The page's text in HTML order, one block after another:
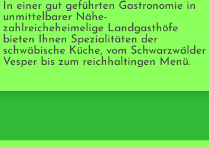
In einer gut geführten Gastronomie in
unmittelbarer Nähe-
zahlreicheheimelige Landgasthöfe
bieten Ihnen Spezialitäten der
schwäbische Küche, vom Schwarzwälder
Vesper bis zum reichhaltingen Menü.